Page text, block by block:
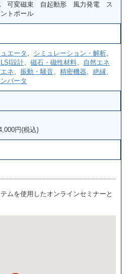
可変磁束 自起動形 風力発電 ス
トポール
エータ 、 シミュレーション・解析、
設計、 磁石・磁性材料、 自然エネ
ネ、 振動・騒音、 精密機器、 絶縁、
バータ
円(税込)
ムを使用したオンラインセミナーと